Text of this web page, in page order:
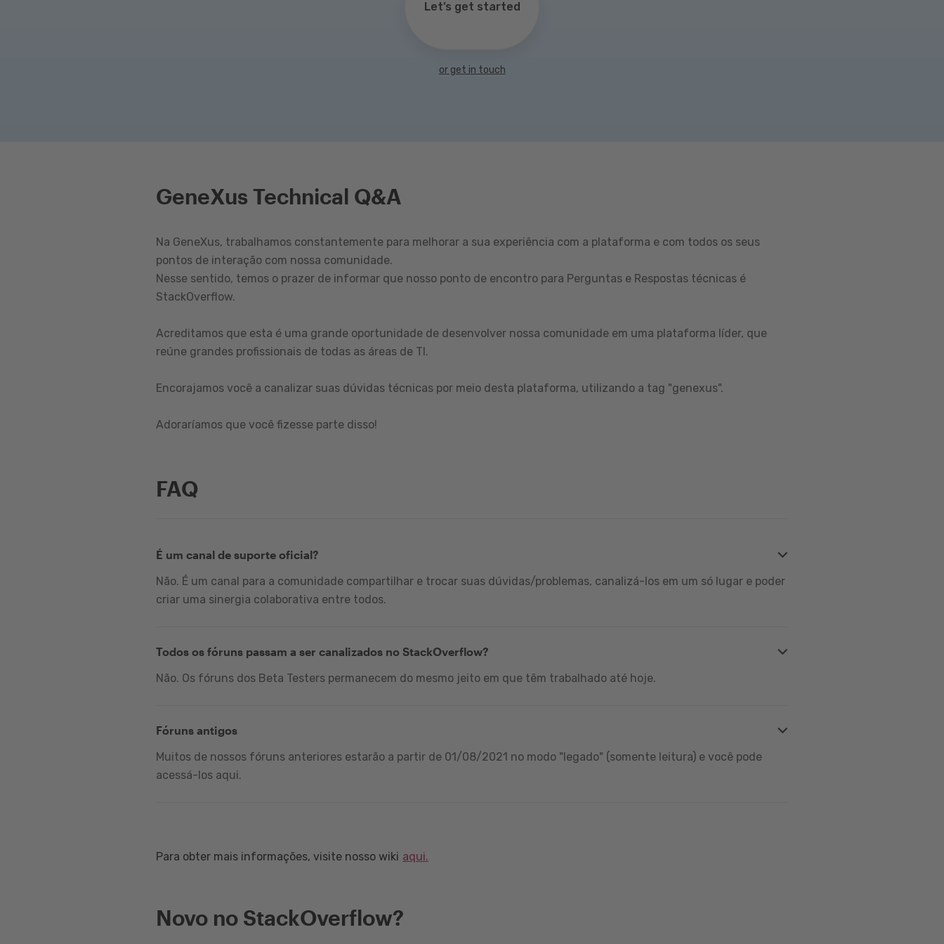
Let’s get started
or get in touch
GeneXus Technical Q&A
Na GeneXus, trabalhamos constantemente para melhorar a sua experiência com a plataforma e com todos os seus
pontos de interação com nossa comunidade.
Nesse sentido, temos o prazer de informar que nosso ponto de encontro para Perguntas e Respostas técnicas é
StackOverflow.
Acreditamos que esta é uma grande oportunidade de desenvolver nossa comunidade em uma plataforma líder, que
reúne grandes profissionais de todas as áreas de TI.
Encorajamos você a canalizar suas dúvidas técnicas por meio desta plataforma, utilizando a tag "genexus".
Adoraríamos que você fizesse parte disso!
FAQ
É um canal de suporte oficial?
Não. É um canal para a comunidade compartilhar e trocar suas dúvidas/problemas, canalizá-los em um só lugar e poder
criar uma sinergia colaborativa entre todos.
Todos os fóruns passam a ser canalizados no StackOverflow?
Não. Os fóruns dos Beta Testers permanecem do mesmo jeito em que têm trabalhado até hoje.
Fóruns antigos
Muitos de nossos fóruns anteriores estarão a partir de 01/08/2021 no modo "legado" (somente leitura) e você pode
acessá-los aqui.
Para obter mais informações, visite nosso wiki aqui.
Novo no StackOverflow?